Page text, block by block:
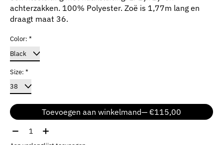
achterzakken. 100% Polyester. Zoë is 1,77m lang en
draagt ​​maat 36.
Color: *
Size: *
Toevoegen aan winkelmand
— €115,00
Aantal: